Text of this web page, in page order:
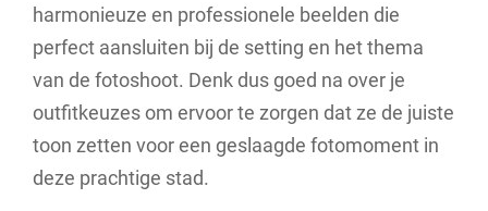
harmonieuze en professionele beelden die
perfect aansluiten bij de setting en het thema
van de fotoshoot. Denk dus goed na over je
outfitkeuzes om ervoor te zorgen dat ze de juiste
toon zetten voor een geslaagde fotomoment in
deze prachtige stad.